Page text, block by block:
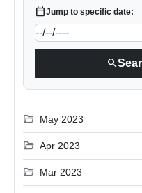
calendar_todayJump to specific date:
search
folder_open May 2023
folder_open Apr 2023
folder_open Mar 2023